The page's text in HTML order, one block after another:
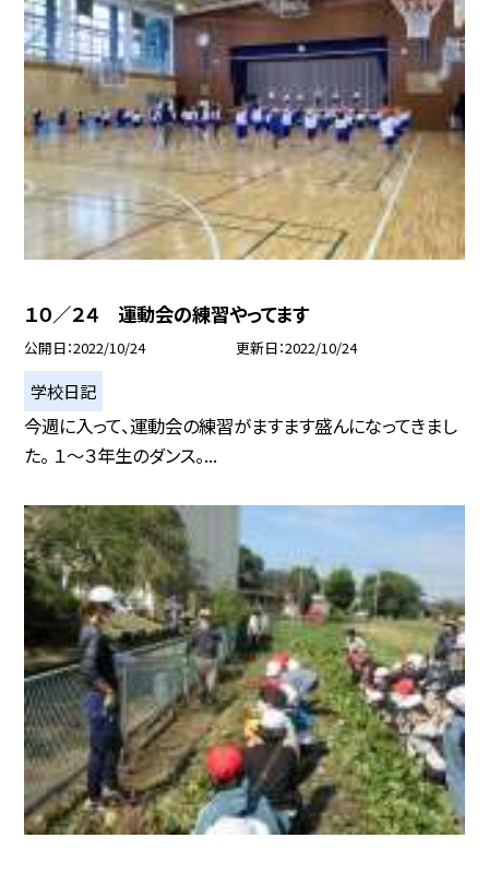
１０／２４ 運動会の練習やってます
公開日 2022/10/24 更新日 2022/10/24
学校日記
今週に入って、運動会の練習がますます盛んになってきまし
た。 １〜３年生のダンス。...